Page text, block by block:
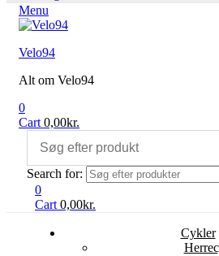
Menu
Velo94
Alt om Velo94
0
Cart 0,00kr.
Search for:
0
Cart 0,00kr.
Cykler